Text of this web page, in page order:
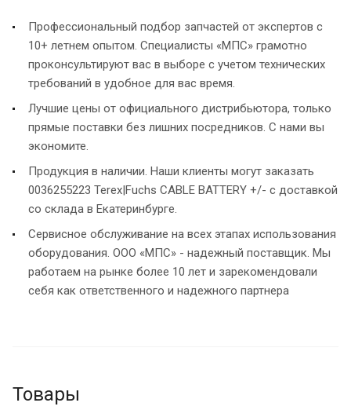
Профессиональный подбор запчастей от экспертов с
10+ летнем опытом. Специалисты «МПС» грамотно
проконсультируют вас в выборе с учетом технических
требований в удобное для вас время.
Лучшие цены от официального дистрибьютора, только
прямые поставки без лишних посредников. С нами вы
экономите.
Продукция в наличии. Наши клиенты могут заказать
0036255223 Terex|Fuchs CABLE BATTERY +/- с доставкой
со склада в Екатеринбурге.
Сервисное обслуживание на всех этапах использования
оборудования. ООО «МПС» - надежный поставщик. Мы
работаем на рынке более 10 лет и зарекомендовали
себя как ответственного и надежного партнера
Товары